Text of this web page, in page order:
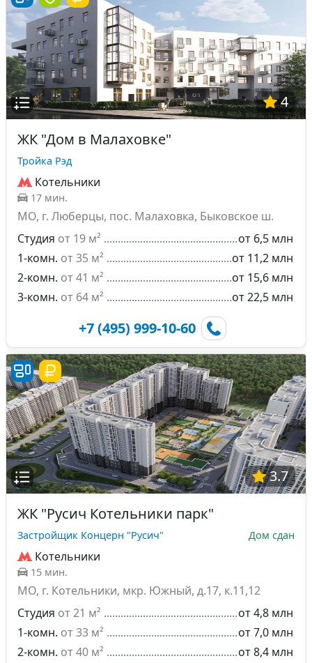
4
ЖК "Дом в Малаховке"
Тройка Рэд
Котельники
17 мин.
МО, г. Люберцы, пос. Малаховка, Быковское ш.
Студия от 19 м²
от 6,5 млн
1-комн. от 35 м²
от 11,2 млн
2-комн. от 41 м²
от 15,6 млн
3-комн. от 64 м² от 22,5 млн
+7 (495) 999-10-60
3.7
ЖК "Русич Котельники парк"
Застройщик Концерн "Русич" Дом сдан
Котельники
15 мин.
МО, г. Котельники, мкр. Южный, д.17, к.11,12
Студия от 21 м²
от 4,8 млн
1-комн. от 33 м²
от 7,0 млн
2-комн. от 40 м²
от 8,4 млн